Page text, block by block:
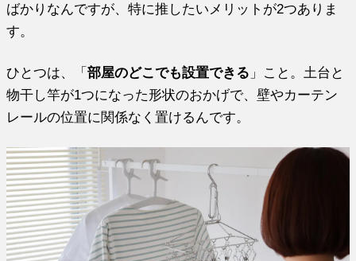
ばかりなんですが、特に推したいメリットが2つありま
す。
ひとつは、「部屋のどこでも設置できる 」こと。土台と
物干し竿が1つになった形状のおかげで、壁やカーテン
レールの位置に関係なく置けるんです。